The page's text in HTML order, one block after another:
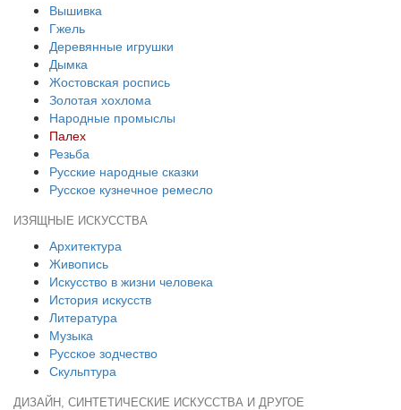
Вышивка
Гжель
Деревянные игрушки
Дымка
Жостовская роспись
Золотая хохлома
Народные промыслы
Палех
Резьба
Русские народные сказки
Русское кузнечное ремесло
ИЗЯЩНЫЕ ИСКУССТВА
Архитектура
Живопись
Искусство в жизни человека
История искусств
Литература
Музыка
Русское зодчество
Скульптура
ДИЗАЙН, СИНТЕТИЧЕСКИЕ ИСКУССТВА И ДРУГОЕ